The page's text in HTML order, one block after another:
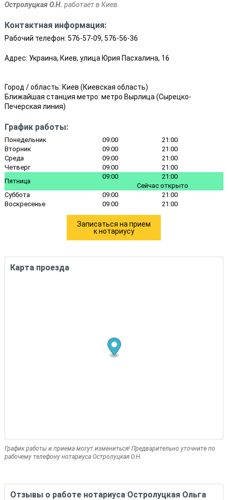
Остролуцкая О.Н. работает в Киев.
Контактная информация:
Рабочий телефон: 576-57-09, 576-56-36
Адрес: Украина, Киев, улица Юрия Пасхалина, 16
Город / область: Киев (Киевская область)
Ближайшая станция метро: метро Вырлица (Сырецко-
Печерская линия)
График работы:
Понедельник 09:00
21:00
Вторник
09:00
21:00
Среда
09:00
21:00
Четверг
09:00
21:00
Пятница
09:00
21:00
Сейчас открыто
Суббота
09:00
21:00
Воскресенье
09:00 21:00
Записаться на прием
к нотариусу
Карта проезда
График работы и приема могут измениться! Предварительно уточните по
рабочему телефону нотариуса Остролуцкая О.Н.
Отзывы о работе нотариуса Остролуцкая Ольга